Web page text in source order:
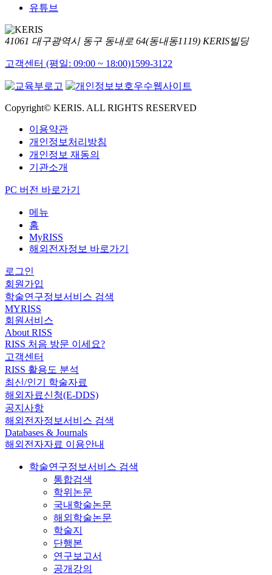
유튜브
41061 대구광역시 동구 동내로 64(동내동1119) KERIS빌딩
고객센터 (평일: 09:00 ~ 18:00)1599-3122
Copyright© KERIS. ALL RIGHTS RESERVED
이용약관
개인정보처리방침
개인정보 재동의
기관소개
PC 버전 바로가기
메뉴
홈
MyRISS
해외전자정보 바로가기
로그인
회원가입
학술연구정보서비스 검색
MYRISS
회원서비스
About RISS
RISS 처음 방문 이세요?
고객센터
RISS 활용도 분석
최신/인기 학술자료
해외자료신청(E-DDS)
공지사항
해외전자정보서비스 검색
Databases & Journals
해외전자자료 이용안내
학술연구정보서비스 검색
통합검색
학위논문
국내학술논문
해외학술논문
학술지
단행본
연구보고서
공개강의